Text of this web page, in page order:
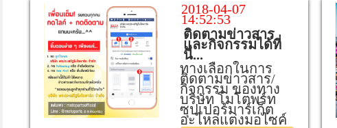
2018-04-07
14:52:53
ติดตามข่าวสาร
และกิจกรรมได้ที่
นี่...
ทางเลือกในการ
ติดตามข่าวสาร/
กิจกรรม ของทาง
บริษัท โมโตพร์ท
ซุปเปอร์มาร์เก็ต
อะไหล่แต่งมอไซค์